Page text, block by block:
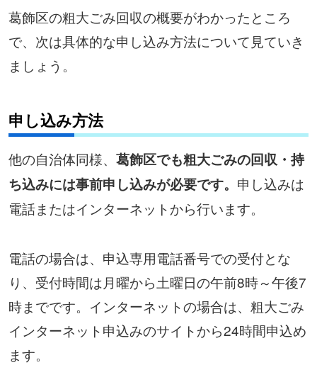
葛飾区の粗大ごみ回収の概要がわかったところ
で、次は具体的な申し込み方法について見ていき
ましょう。
申し込み方法
他の自治体同様、 葛飾区でも粗大ごみの回収・持
ち込みには事前申し込みが必要です。 申し込みは
電話またはインターネットから行います。
電話の場合は、申込専用電話番号での受付とな
り、受付時間は月曜から土曜日の午前8時～午後7
時までです。インターネットの場合は、粗大ごみ
インターネット申込みのサイトから24時間申込め
ます。